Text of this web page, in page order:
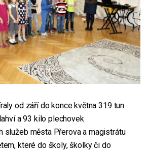
od září do konce května 319 tun
a 93 kilo plechovek
služeb města Přerova a magistrátu
které do školy, školky či do